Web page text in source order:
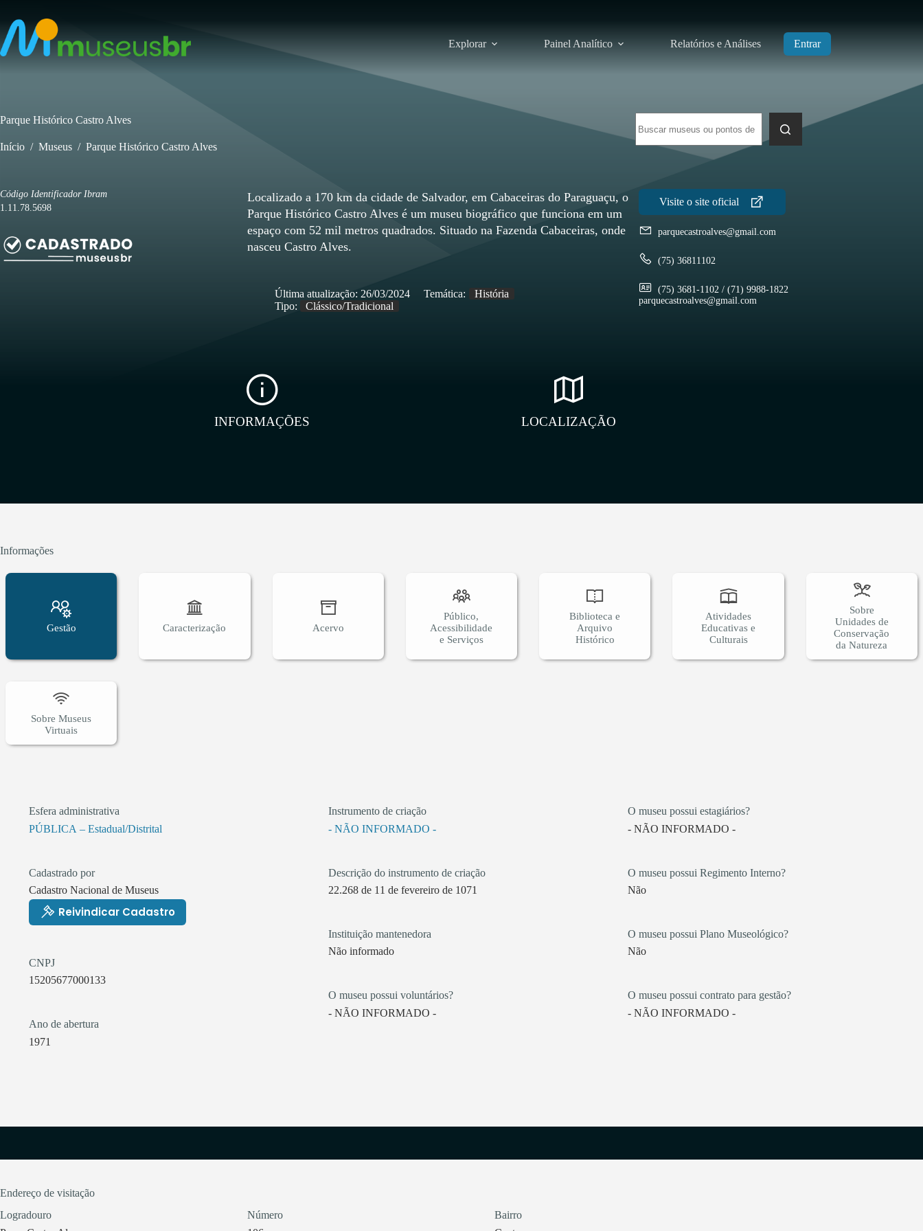
para
conteúdo
Explorar Painel Analítico Relatórios e Análises Entrar
resultados
Parque Histórico Castro Alves
Início / Museus / Parque Histórico Castro Alves
Código Identificador Ibram
1.11.78.5698
parquecastroalves@gmail.com
(75) 36811102
(75) 3681-1102 / (71) 9988-1822
parquecastroalves@gmail.com
Localizado a 170 km da cidade de Salvador, em Cabaceiras do Paraguaçu, o
Parque Histórico Castro Alves é um museu biográfico que funciona em um
espaço com 52 mil metros quadrados. Situado na Fazenda Cabaceiras, onde
nasceu Castro Alves.
Última atualização: 26/03/2024 Temática:
História
Tipo:
Clássico/Tradicional
INFORMAÇÕES LOCALIZAÇÃO
Informações
Gestão
Esfera administrativa
PÚBLICA – Estadual/Distrital
Cadastrado por
Cadastro Nacional de Museus
Reivindicar Cadastro
CNPJ
15205677000133
Ano de abertura
1971
Instrumento de criação
- NÃO INFORMADO -
Descrição do instrumento de criação
22.268 de 11 de fevereiro de 1071
Instituição mantenedora
Não informado
O museu possui voluntários?
- NÃO INFORMADO -
O museu possui estagiários?
- NÃO INFORMADO -
O museu possui Regimento Interno?
Não
O museu possui Plano Museológico?
Não
O museu possui contrato para gestão?
- NÃO INFORMADO -
Caracterização Acervo
Público,
Acessibilidade
e Serviços
Biblioteca e
Arquivo
Histórico
Atividades
Educativas e
Culturais
Sobre
Unidades de
Conservação
da Natureza
Sobre Museus
Virtuais
Endereço de visitação
Logradouro
Número
Bairro